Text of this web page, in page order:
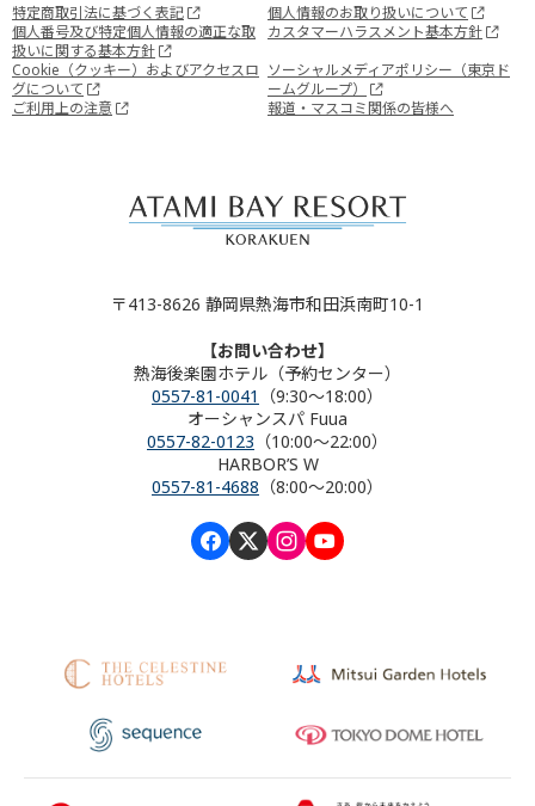
特定商取引法に基づく表記
個人情報のお取り扱いについて
個人番号及び特定個人情報の適正な取
扱いに関する基本方針
カスタマーハラスメント基本方針
Cookie（クッキー）およびアクセスロ
グについて
ソーシャルメディアポリシー（東京ド
ームグループ）
ご利用上の注意
報道・マスコミ関係の皆様へ
〒413-8626 静岡県熱海市和田浜南町10-1
【お問い合わせ】
熱海後楽園ホテル（予約センター）
0557-81-0041
（9:30～18:00）
オーシャンスパ Fuua
0557-82-0123 （10:00～22:00）
HARBOR’S W
0557-81-4688 （8:00～20:00）